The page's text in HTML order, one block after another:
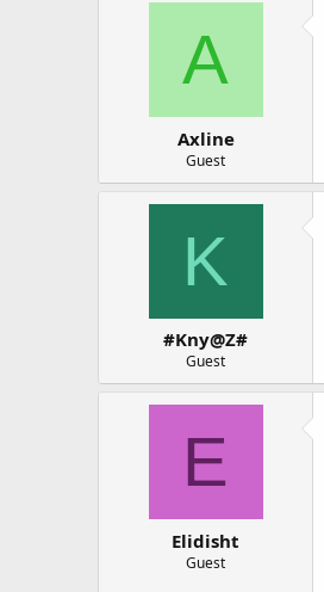
A
Axline
Guest
K
#Kny@Z#
Guest
E
Elidisht
Guest